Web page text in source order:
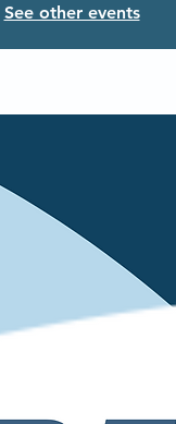
See other events